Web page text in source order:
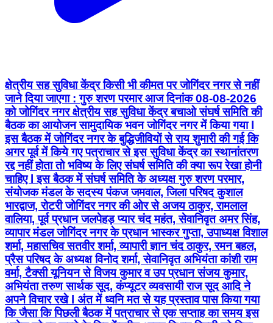
क्षेत्रीय सह सुविधा केंद्र किसी भी कीमत पर जोगिंदर नगर से नहीं
जाने दिया जाएगा : गुरु शरण परमार आज दिनांक 08-08-2026
को जोगिंदर नगर क्षेत्रीय सह सुविधा केंद्र बचाओ संघर्ष समिति की
बैठक का आयोजन सामुदायिक भवन जोगिंदर नगर में किया गया l
इस बैठक में जोगिंदर नगर के बुद्धिजीवियों से राय शुमारी की गई कि
अगर पूर्व में किये गए पत्राचार से इस सुविधा केंद्र का स्थानांतरण
रद्द नहीं होता तो भविष्य के लिए संघर्ष समिति की क्या रूप रेखा होनी
चाहिए l इस बैठक में संघर्ष समिति के अध्यक्ष गुरु शरण परमार,
संयोजक मंडल के सदस्य पंकज जमवाल, जिला परिषद कुशाल
भारद्वाज, रोटरी जोगिंदर नगर की ओर से अजय ठाकुर, रामलाल
वालिया, पूर्व प्रधान जलपेहड़ प्यार चंद महंत, सेवानिवृत अमर सिंह,
व्यापार मंडल जोगिंदर नगर के प्रधान भास्कर गुप्ता, उपाध्यक्ष विशाल
शर्मा, महासचिव सतवीर शर्मा, व्यापारी ज्ञान चंद ठाकुर, रमन बहल,
प्रैस परिषद के अध्यक्ष विनोद शर्मा, सेवानिवृत अभियंता कांशी राम
वर्मा, टैक्सी यूनियन से विजय कुमार व उप प्रधान संजय कुमार,
अभियंता तरुण सार्थक सूद, कंप्यूटर व्यवसायी राज सूद आदि ने
अपने विचार रखे l अंत में ध्वनि मत से यह प्रस्ताव पास किया गया
कि जैसा कि पिछली बैठक में पत्राचार से एक सप्ताह का समय इस